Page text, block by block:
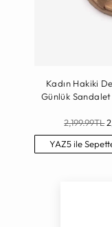
Kadın Hakiki
Günlük
Normal
Fiyat
2,199.99TL
YAZ5 ile